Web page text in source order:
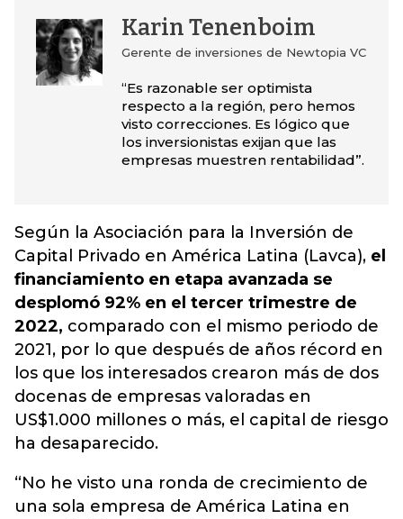
Karin Tenenboim
Gerente de inversiones de Newtopia VC
“Es razonable ser optimista
respecto a la región, pero hemos
visto correcciones. Es lógico que
los inversionistas exijan que las
empresas muestren rentabilidad”.
Según la Asociación para la Inversión de
Capital Privado en América Latina (Lavca), el
financiamiento en etapa avanzada se
desplomó 92% en el tercer trimestre de
2022, comparado con el mismo periodo de
2021, por lo que después de años récord en
los que los interesados crearon más de dos
docenas de empresas valoradas en
US$1.000 millones o más, el capital de riesgo
ha desaparecido.
“No he visto una ronda de crecimiento de
una sola empresa de América Latina en